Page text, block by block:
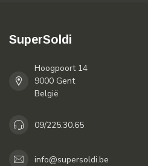
SuperSoldi
Hoogpoort 14
9000 Gent
België
09/225.30.65
info@supersoldi.be